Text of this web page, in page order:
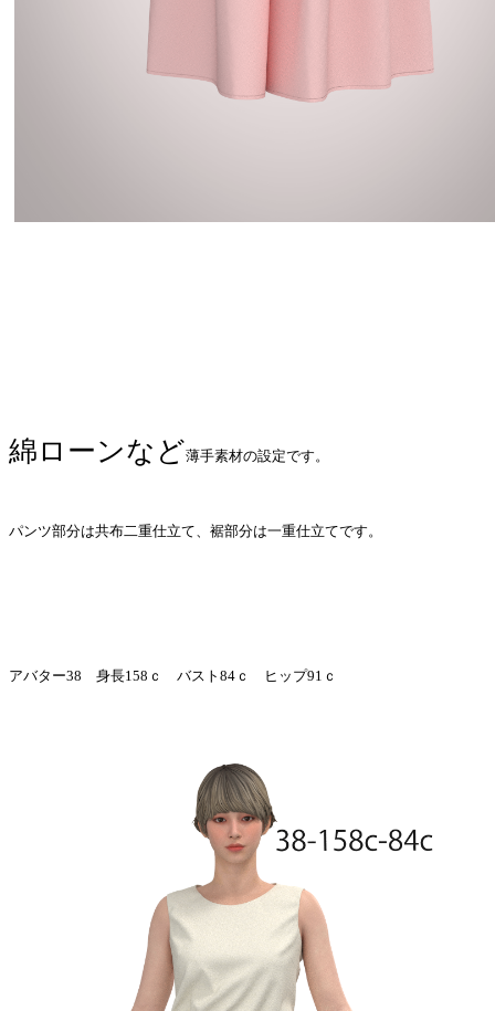
綿ローンなど薄手素材の設定です。
パンツ部分は共布二重仕立て、裾部分は一重仕立てです。
アバター38 身長158ｃ バスト84ｃ ヒップ91ｃ